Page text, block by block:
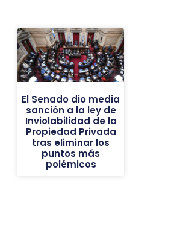
El Senado dio media
sanción a la ley de
Inviolabilidad de la
Propiedad Privada
tras eliminar los
puntos más
polémicos